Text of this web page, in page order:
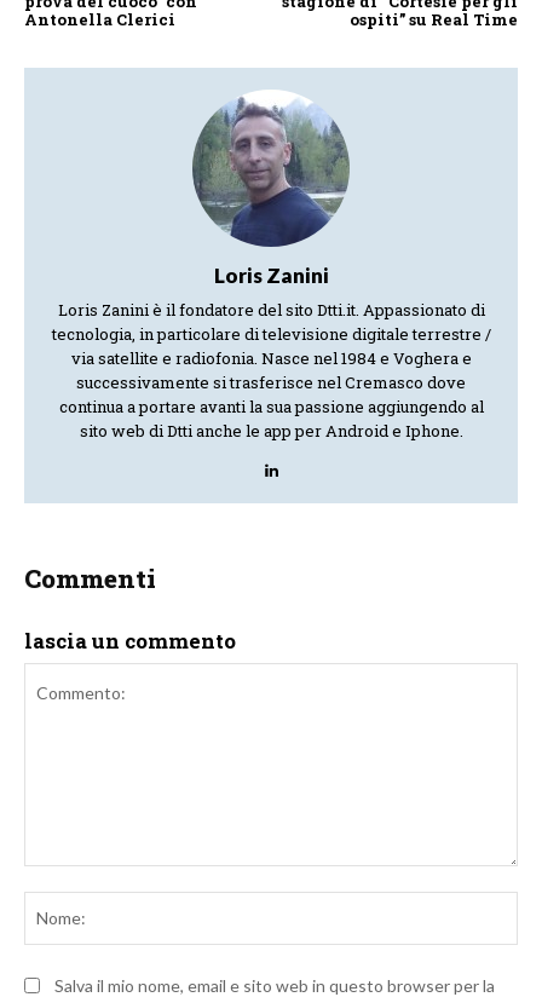
Antonella Clerici
ospiti” su Real Time
Loris Zanini
Loris Zanini è il fondatore del sito Dtti.it. Appassionato di
tecnologia, in particolare di televisione digitale terrestre /
via satellite e radiofonia. Nasce nel 1984 e Voghera e
successivamente si trasferisce nel Cremasco dove
continua a portare avanti la sua passione aggiungendo al
sito web di Dtti anche le app per Android e Iphone.
Commenti
lascia un commento
Salva il mio nome, email e sito web in questo browser per la